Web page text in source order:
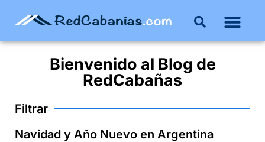
Bienvenido al Blog de
RedCabañas
Filtrar
Navidad y Año Nuevo en Argentina